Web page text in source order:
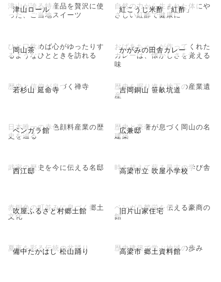
津山ロール
津山が誇る特産品を贅沢に使
った、ご当地スイーツ
紅こうじ米酢「紅酢」
自然の力から生まれた体にや
さしい紅酢で健康に
岡山茶
ひと口飲めば心がゆったりす
るようなひとときを訪れる
かがみの田舎カレー
おばあちゃんが作ってくれた
カレーは、懐かしさを覚える
味
若杉山 延命寺
歴史と信仰が息づく禅寺 吉岡銅山 笹畝坑道
歴史を掘り進む地下の産業遺
産
ベンガラ館
日本唯一の赤色顔料産業の歴
史を辿る
広兼邸
歴史と豪奢が息づく岡山の名
建築
西江邸
武家の歴史を今に伝える名邸 高梁市立 吹屋小学校
時を超えて蘇る最古の学び舎
吹屋ふるさと村郷土館
赤銅色の町並みに息づく郷土
文化
旧片山家住宅
ベンガラ繁栄を伝える豪商の
館
備中たかはし 松山踊り
夏夜を彩る伝統の盆踊り 高梁市 郷土資料館
歴史建築で学ぶ地域の歩み